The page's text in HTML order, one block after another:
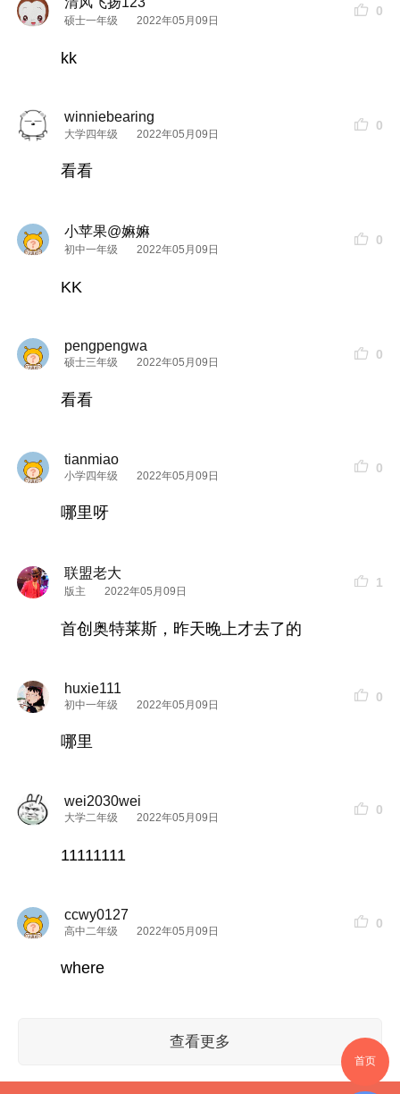
硕士一年级 2022年05月09日
0
kk
winniebearing
大学四年级 2022年05月09日
0
看看
小苹果@嫲嫲
初中一年级 2022年05月09日
0
KK
pengpengwa
硕士三年级 2022年05月09日
0
看看
tianmiao
小学四年级 2022年05月09日
0
哪里呀
联盟老大
版主 2022年05月09日
1
首创奥特莱斯，昨天晚上才去了的
huxie111
初中一年级 2022年05月09日
0
哪里
wei2030wei
大学二年级 2022年05月09日
0
11111111
ccwy0127
高中二年级 2022年05月09日
0
where
查看更多
首页